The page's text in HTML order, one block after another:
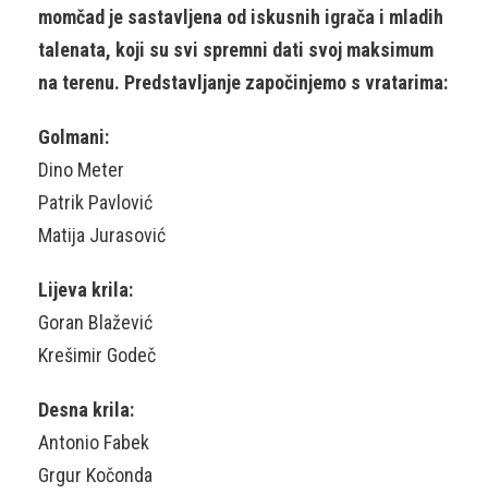
momčad je sastavljena od iskusnih igrača i mladih
talenata, koji su svi spremni dati svoj maksimum
na terenu. Predstavljanje započinjemo s vratarima:
Golmani:
Dino Meter
Patrik Pavlović
Matija Jurasović
Lijeva krila:
Goran Blažević
Krešimir Godeč
Desna krila:
Antonio Fabek
Grgur Kočonda